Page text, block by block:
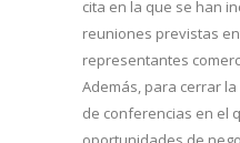
cita en la que se han
reuniones previstas
representantes
Además, para cerrar
de conferencias en el